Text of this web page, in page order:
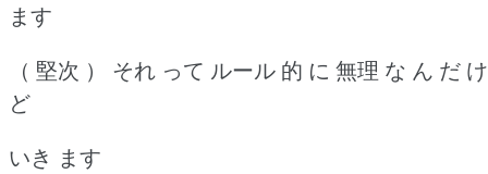
ます
（ 堅次 ） それ って ルール 的 に 無理 な ん だ け
ど
いき ます